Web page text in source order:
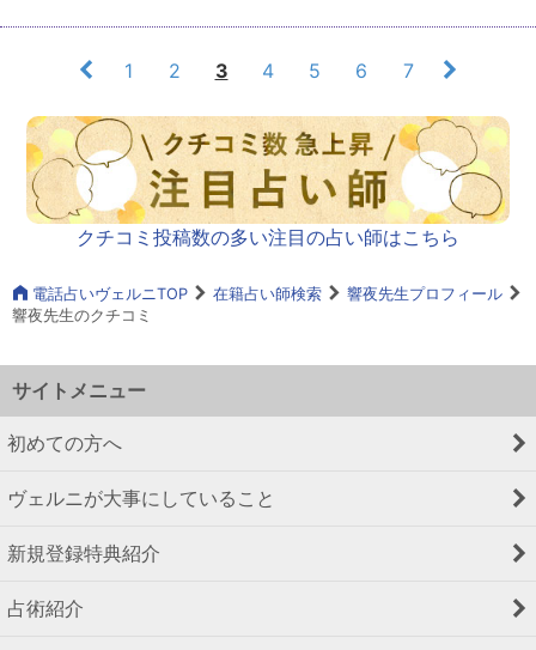
1 2 3 4 5 6 7
クチコミ投稿数の多い注目の占い師はこちら
電話占いヴェルニTOP 在籍占い師検索
響夜先生プロフィール
響夜先生のクチコミ
サイトメニュー
初めての方へ
ヴェルニが大事にしていること
新規登録特典紹介
占術紹介